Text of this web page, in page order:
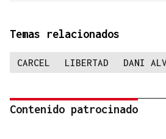
Temas relacionados
CARCEL LIBERTAD DANI
Contenido patrocinado